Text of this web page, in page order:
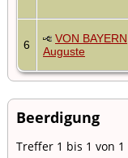
6
VON
Auguste
Beerdigung
Treffer 1 bis 1 von 1